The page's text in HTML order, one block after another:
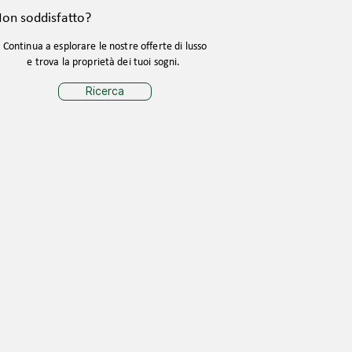
soddisfatto?
Continua a esplorare le nostre offerte di lusso
e trova la proprietà dei tuoi sogni.
Ricerca